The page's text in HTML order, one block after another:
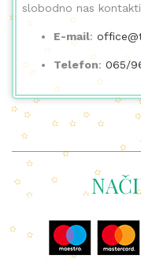
slobodno nas
E-mail:
Telefon: 065/